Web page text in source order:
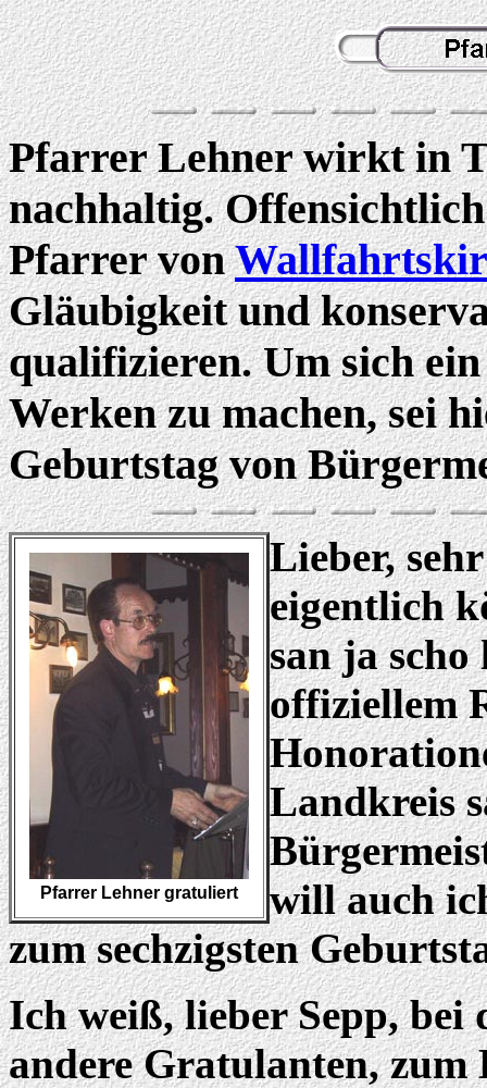
Pfarrer Lehner wirkt in
nachhaltig.
Pfarrer von
Gläubigkeit und
qualifizieren. Um sich
Werken zu machen, sei
Geburtstag von
Pfarrer Lehner gratuliert
Lieber,
eigentlich
san ja
offiziellem
Landkreis
will auch
zum sechzigsten
Ich weiß, lieber Sepp, bei
andere Gratulanten, zum